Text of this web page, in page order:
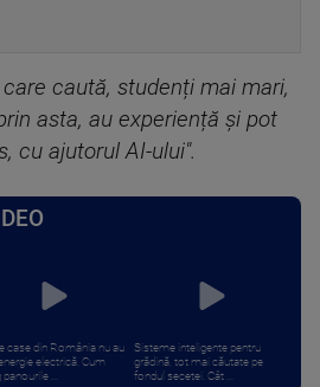
caută, studenți mai mari,
asta, au experiență și pot
cu ajutorul AI-ului".
case din România nu au
electrică. Cum
...
Sisteme inteligente pentru
grădină, tot mai căutate pe
fondul secetei. Cât ...